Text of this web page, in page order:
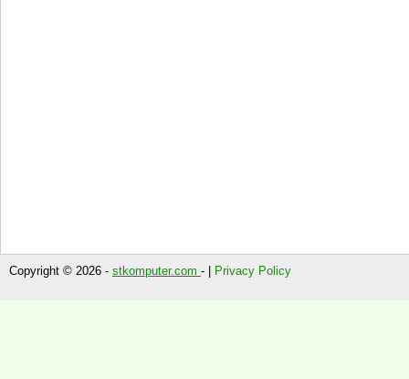
Copyright © 2026 - stkomputer.com - | Privacy Policy